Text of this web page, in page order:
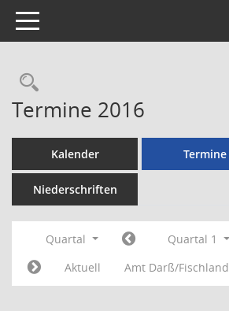
Toggle navigation
Rechercheauswahl
Termine 2016
Kalender Termine
Niederschriften
Quartal Quartal 1
Aktuell
Amt Darß/Fischland